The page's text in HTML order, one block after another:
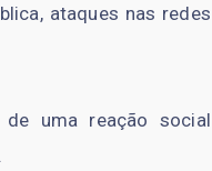
ataques nas redes
uma reação social